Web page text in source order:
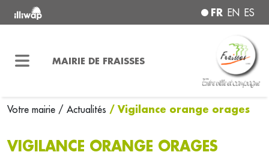
FR EN ES
MAIRIE DE FRAISSES
Votre mairie / Actualités / Vigilance orange orages
VIGILANCE ORANGE ORAGES